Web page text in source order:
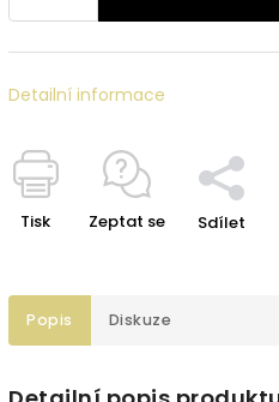
Detailní informace
Tisk Zeptat se Sdílet
Popis Diskuze